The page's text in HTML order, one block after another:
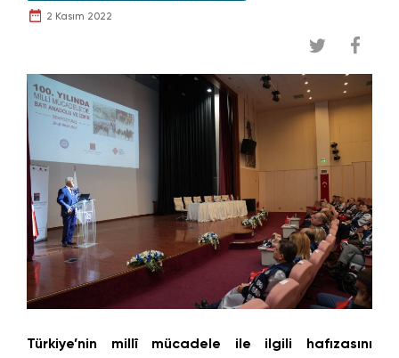
2 Kasım 2022
Türkiye’nin millî mücadele ile ilgili hafızasını